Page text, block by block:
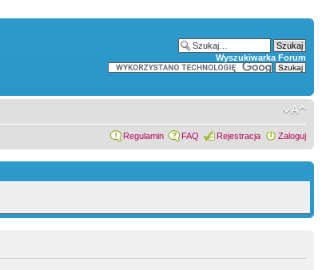
Wyszukiwarka Forum
Regulamin FAQ Rejestracja Zaloguj